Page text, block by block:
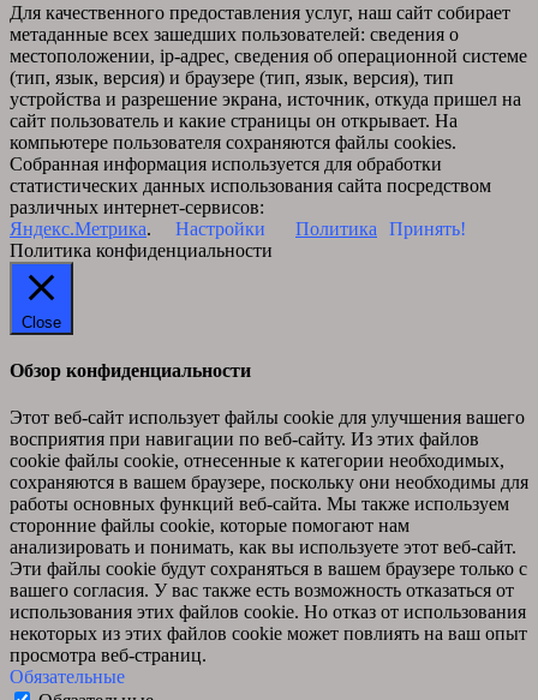
Для качественного предоставления услуг, наш сайт собирает
метаданные всех зашедших пользователей: сведения о
местоположении, ip-адрес, сведения об операционной системе
(тип, язык, версия) и браузере (тип, язык, версия), тип
устройства и разрешение экрана, источник, откуда пришел на
сайт пользователь и какие страницы он открывает. На
компьютере пользователя сохраняются файлы cookies.
Собранная информация используется для обработки
статистических данных использования сайта посредством
различных интернет-сервисов:
Яндекс.Метрика. Настройки Политика
Принять!
Политика конфиденциальности
Close
Обзор конфиденциальности
Этот веб-сайт использует файлы cookie для улучшения вашего
восприятия при навигации по веб-сайту. Из этих файлов
cookie файлы cookie, отнесенные к категории необходимых,
сохраняются в вашем браузере, поскольку они необходимы для
работы основных функций веб-сайта. Мы также используем
сторонние файлы cookie, которые помогают нам
анализировать и понимать, как вы используете этот веб-сайт.
Эти файлы cookie будут сохраняться в вашем браузере только с
вашего согласия. У вас также есть возможность отказаться от
использования этих файлов cookie. Но отказ от использования
некоторых из этих файлов cookie может повлиять на ваш опыт
просмотра веб-страниц.
Обязательные